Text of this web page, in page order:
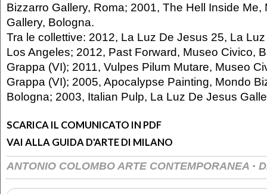
Bizzarro Gallery, Roma; 2001, The Hell Inside Me,
Gallery, Bologna.
Tra le collettive: 2012, La Luz De Jesus 25, La
Los Angeles; 2012, Past Forward, Museo Civico,
Grappa (VI); 2011, Vulpes Pilum Mutare, Museo
Grappa (VI); 2005, Apocalypse Painting, Mondo
Bologna; 2003, Italian Pulp, La Luz De Jesus
SCARICA IL COMUNICATO IN PDF
VAI ALLA GUIDA D'ARTE DI MILANO
ANTONIO COLOMBO ARTE CONTEMPORANEA ·